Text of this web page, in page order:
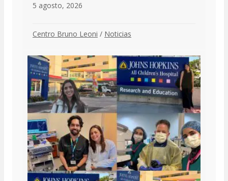
5 agosto, 2026
Centro Bruno Leoni / Noticias